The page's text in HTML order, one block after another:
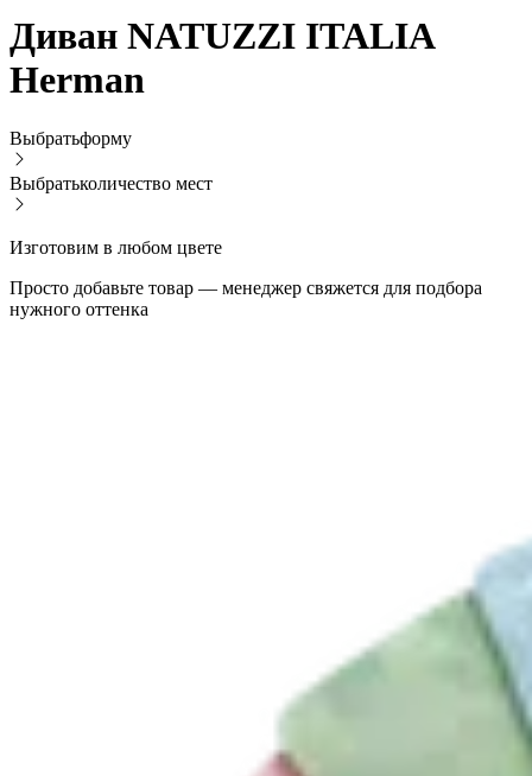
Диван NATUZZI ITALIA
Herman
Выбратьформу
Выбратьколичество мест
Изготовим в любом цвете
Просто добавьте товар — менеджер свяжется для подбора
нужного оттенка